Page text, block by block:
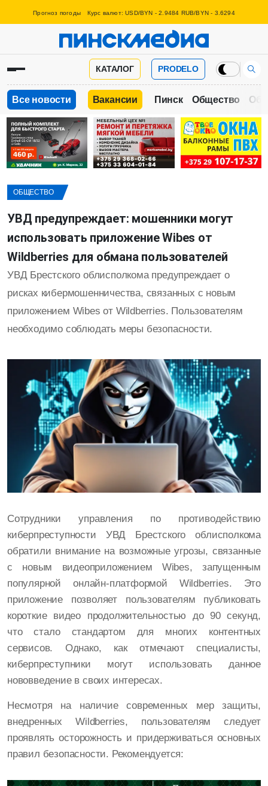
Прогноз погоды Курс валют: USD/BYN - 2.9484 RUB/BYN - 3.6294
КАТАЛОГ PRODELO
Все новости Вакансии Пинск Общество
ОБЩЕСТВО
УВД предупреждает: мошенники могут
использовать приложение Wibes от
Wildberries для обмана пользователей
УВД Брестского облисполкома предупреждает о
рисках кибермошенничества, связанных с новым
приложением Wibes от Wildberries. Пользователям
необходимо соблюдать меры безопасности.
Сотрудники управления по противодействию
киберпреступности УВД Брестского облисполкома
обратили внимание на возможные угрозы, связанные
с новым видеоприложением Wibes, запущенным
популярной онлайн-платформой Wildberries. Это
приложение позволяет пользователям публиковать
короткие видео продолжительностью до 90 секунд,
что стало стандартом для многих контентных
сервисов. Однако, как отмечают специалисты,
киберпреступники могут использовать данное
нововведение в своих интересах.
Несмотря на наличие современных мер защиты,
внедренных Wildberries, пользователям следует
проявлять осторожность и придерживаться основных
правил безопасности. Рекомендуется: